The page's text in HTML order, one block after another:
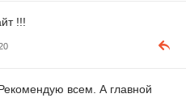
!!!
всем. А главной